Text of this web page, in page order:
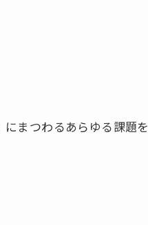
まつわるあらゆる課題を